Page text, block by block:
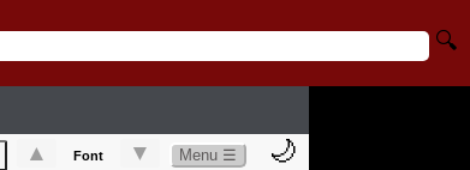
🔍
▲ Font ▼ Menu ☰ 🌙